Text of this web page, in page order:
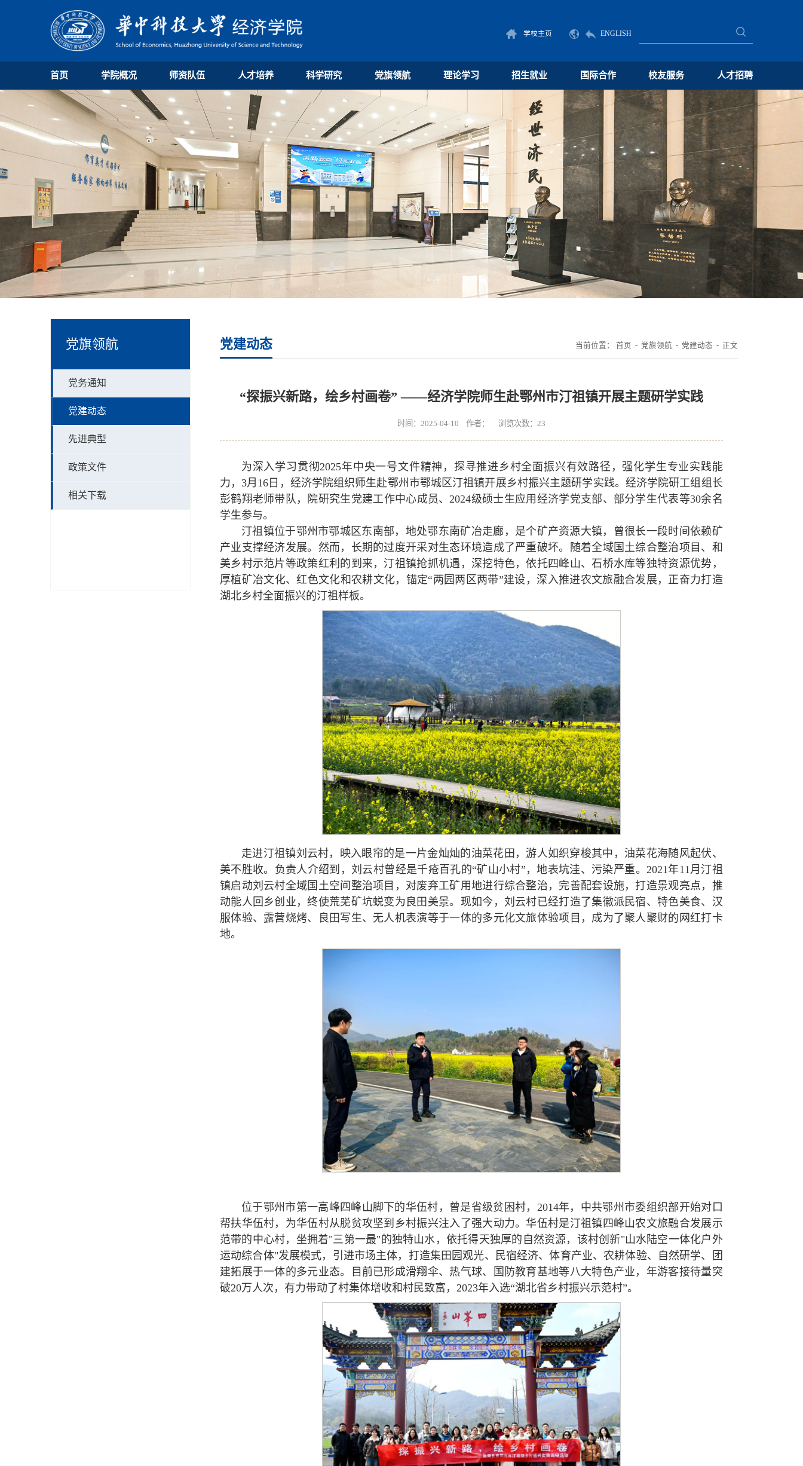
学校主页 ENGLISH
首页 学院概况 师资队伍 人才培养 科学研究 党旗领航 理论学习 招生就业 国际合作 校友服务 人才招聘
党旗领航
党务通知
党建动态
先进典型
政策文件
相关下载
党建动态 当前位置： 首页 - 党旗领航 - 党建动态 - 正文
“探振兴新路，绘乡村画卷” ——经济学院师生赴鄂州市汀祖镇开展主题研学实践
时间：2025-04-10 作者： 浏览次数： 23
为深入学习贯彻2025年中央一号文件精神，探寻推进乡村全面振兴有效路径，强化学生专业实践能
力，3月16日，经济学院组织师生赴鄂州市鄂城区汀祖镇开展乡村振兴主题研学实践。经济学院研工组组长
彭鹤翔老师带队，院研究生党建工作中心成员、2024级硕士生应用经济学党支部、部分学生代表等30余名
学生参与。
汀祖镇位于鄂州市鄂城区东南部，地处鄂东南矿冶走廊，是个矿产资源大镇，曾很长一段时间依赖矿
产业支撑经济发展。然而，长期的过度开采对生态环境造成了严重破坏。随着全域国土综合整治项目、和
美乡村示范片等政策红利的到来，汀祖镇抢抓机遇，深挖特色，依托四峰山、石桥水库等独特资源优势，
厚植矿冶文化、红色文化和农耕文化，锚定“两园两区两带”建设，深入推进农文旅融合发展，正奋力打造
湖北乡村全面振兴的汀祖样板。
走进汀祖镇刘云村，映入眼帘的是一片金灿灿的油菜花田，游人如织穿梭其中，油菜花海随风起伏、
美不胜收。负责人介绍到，刘云村曾经是千疮百孔的“矿山小村”，地表坑洼、污染严重。2021年11月汀祖
镇启动刘云村全域国土空间整治项目，对废弃工矿用地进行综合整治，完善配套设施，打造景观亮点，推
动能人回乡创业，终使荒芜矿坑蜕变为良田美景。现如今，刘云村已经打造了集徽派民宿、特色美食、汉
服体验、露营烧烤、良田写生、无人机表演等于一体的多元化文旅体验项目，成为了聚人聚财的网红打卡
地。
位于鄂州市第一高峰四峰山脚下的华伍村，曾是省级贫困村，2014年，中共鄂州市委组织部开始对口
帮扶华伍村，为华伍村从脱贫攻坚到乡村振兴注入了强大动力。华伍村是汀祖镇四峰山农文旅融合发展示
范带的中心村，坐拥着"三第一最"的独特山水，依托得天独厚的自然资源，该村创新"山水陆空一体化户外
运动综合体"发展模式，引进市场主体，打造集田园观光、民宿经济、体育产业、农耕体验、自然研学、团
建拓展于一体的多元业态。目前已形成滑翔伞、热气球、国防教育基地等八大特色产业，年游客接待量突
破20万人次，有力带动了村集体增收和村民致富，2023年入选“湖北省乡村振兴示范村”。